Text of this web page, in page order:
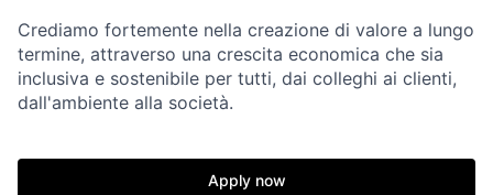
Crediamo fortemente nella creazione di valore a lungo
termine, attraverso una crescita economica che sia
inclusiva e sostenibile per tutti, dai colleghi ai clienti,
dall'ambiente alla società.
Apply now